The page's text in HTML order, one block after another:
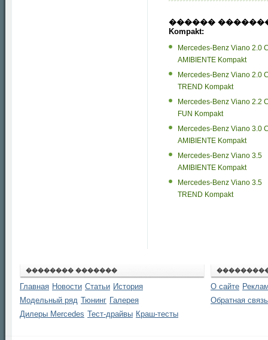
������
Kompakt:
Mercedes-Benz Viano 2.0
AMIBIENTE Kompakt
Mercedes-Benz Viano 2.0
TREND Kompakt
Mercedes-Benz Viano 2.2
FUN Kompakt
Mercedes-Benz Viano 3.0
AMIBIENTE Kompakt
Mercedes-Benz Viano 3.5
AMIBIENTE Kompakt
Mercedes-Benz Viano 3.5
TREND Kompakt
�������� �������
Главная Новости Статьи История
Модельный ряд Тюнинг Галерея
Дилеры Mercedes Тест-драйвы Краш-тесты
О сайте
Обратная связь